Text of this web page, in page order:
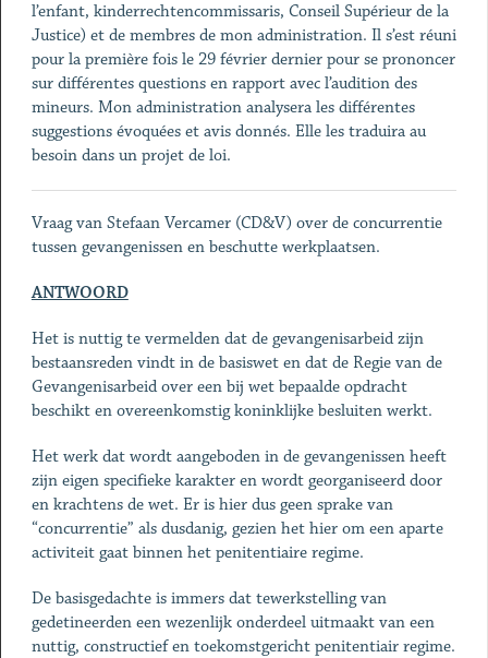
l’enfant, kinderrechtencommissaris, Conseil Supérieur de la
Justice) et de membres de mon administration. Il s’est réuni
pour la première fois le 29 février dernier pour se prononcer
sur différentes questions en rapport avec l’audition des
mineurs. Mon administration analysera les différentes
suggestions évoquées et avis donnés. Elle les traduira au
besoin dans un projet de loi.
Vraag van Stefaan Vercamer (CD&V) over de concurrentie
tussen gevangenissen en beschutte werkplaatsen.
ANTWOORD
Het is nuttig te vermelden dat de gevangenisarbeid zijn
bestaansreden vindt in de basiswet en dat de Regie van de
Gevangenisarbeid over een bij wet bepaalde opdracht
beschikt en overeenkomstig koninklijke besluiten werkt.
Het werk dat wordt aangeboden in de gevangenissen heeft
zijn eigen specifieke karakter en wordt georganiseerd door
en krachtens de wet. Er is hier dus geen sprake van
“concurrentie” als dusdanig, gezien het hier om een aparte
activiteit gaat binnen het penitentiaire regime.
De basisgedachte is immers dat tewerkstelling van
gedetineerden een wezenlijk onderdeel uitmaakt van een
nuttig, constructief en toekomstgericht penitentiair regime.